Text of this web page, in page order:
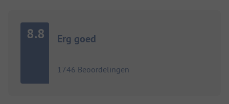
8.8 Erg goed
1746 Beoordelingen